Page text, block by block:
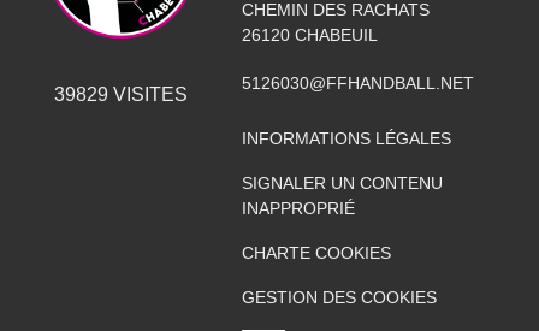
39829 VISITES
CHEMIN DES RACHATS
26120 CHABEUIL
5126030@FFHANDBALL.NET
INFORMATIONS LÉGALES
SIGNALER UN CONTENU
INAPPROPRIÉ
CHARTE COOKIES
GESTION DES COOKIES